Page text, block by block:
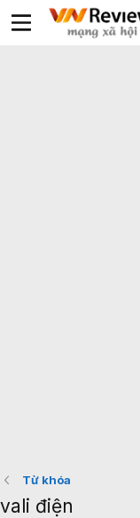
Từ khóa
vali điện